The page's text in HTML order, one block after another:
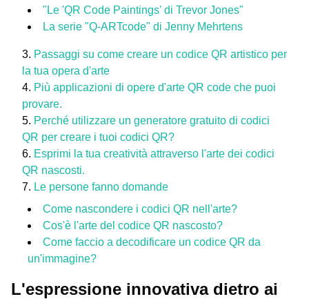
"Le 'QR Code Paintings' di Trevor Jones"
La serie "Q-ARTcode" di Jenny Mehrtens
Passaggi su come creare un codice QR artistico per
la tua opera d'arte
Più applicazioni di opere d'arte QR code che puoi
provare.
Perché utilizzare un generatore gratuito di codici
QR per creare i tuoi codici QR?
Esprimi la tua creatività attraverso l'arte dei codici
QR nascosti.
Le persone fanno domande
Come nascondere i codici QR nell'arte?
Cos'è l'arte del codice QR nascosto?
Come faccio a decodificare un codice QR da
un'immagine?
L'espressione innovativa dietro ai